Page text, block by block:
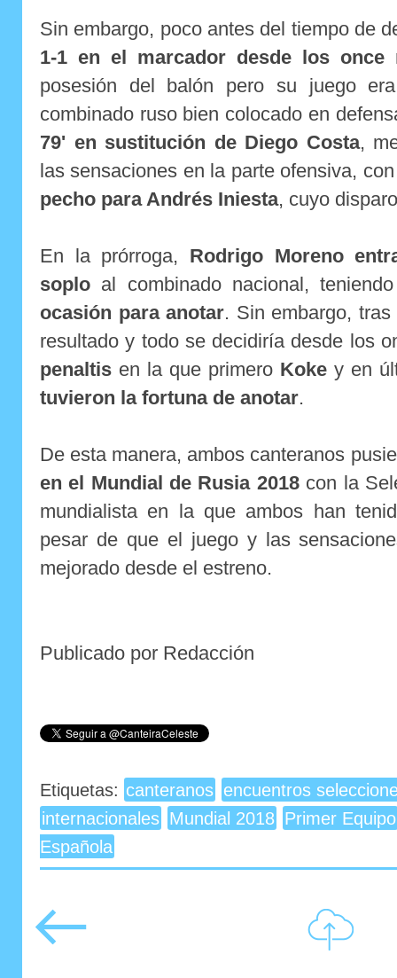
Sin embargo, poco antes del tiempo de
1-1 en el marcador desde los once
posesión del balón pero su juego
combinado ruso bien colocado en
79' en sustitución de Diego Costa,
las sensaciones en la parte ofensiva,
pecho para Andrés Iniesta, cuyo
En la prórroga, Rodrigo Moreno
soplo al combinado nacional,
ocasión para anotar. Sin embargo,
resultado y todo se decidiría desde los
penaltis en la que primero Koke y en
tuvieron la fortuna de anotar.
De esta manera, ambos canteranos
en el Mundial de Rusia 2018con la
mundialista en la que ambos han
pesar de que el juego y las
mejorado desde el estreno.
Publicado por Redacción
Etiquetas: canteranos encuentros
internacionales Mundial 2018 Primer Equipo
Española